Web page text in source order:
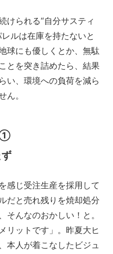
けられる“自分サスティ
ルは在庫を持たないと
球にも優しくとか、無駄
とを突き詰めたら、結果
い、環境への負荷を減ら
ん。
①
感じ受注生産を採用して
だと売れ残りを焼却処分
そんなのおかしい！と。
リットです」。昨夏大ヒ
本人が着こなしたビジュ